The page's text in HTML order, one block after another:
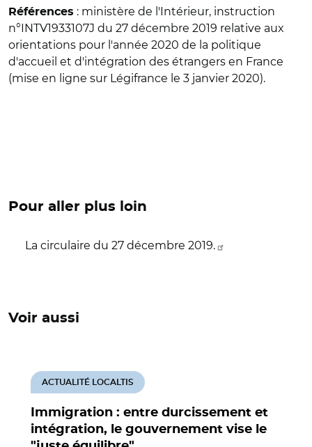
Références : ministère de l'Intérieur, instruction
n°INTV1933107J du 27 décembre 2019 relative aux
orientations pour l'année 2020 de la politique
d'accueil et d'intégration des étrangers en France
(mise en ligne sur Légifrance le 3 janvier 2020).
Pour aller plus loin
La circulaire du 27 décembre 2019.
Voir aussi
Immigration : entre durcissement et
intégration, le gouvernement vise le
ACTUALITÉ LOCALTIS